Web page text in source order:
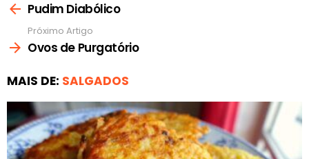
maisPudim Diabólico
Próximo Artigo
Ovos de Purgatório
MAIS DE: SALGADOS